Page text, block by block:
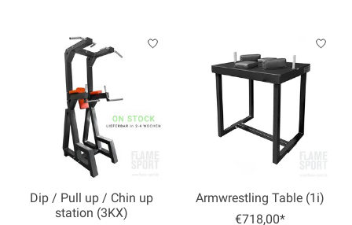
Dip / Pull up / Chin up
station (3KX)
Armwrestling Table (1i)
€718,00*